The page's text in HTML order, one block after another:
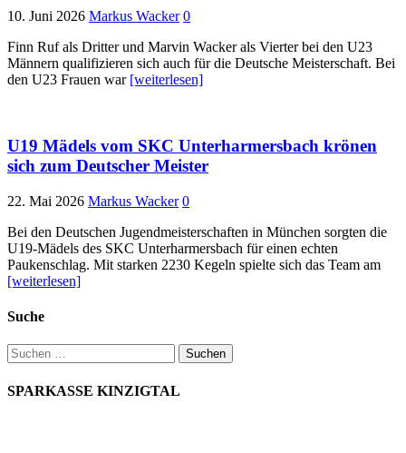
10. Juni 2026 Markus Wacker 0
Finn Ruf als Dritter und Marvin Wacker als Vierter bei den U23
Männern qualifizieren sich auch für die Deutsche Meisterschaft. Bei
den U23 Frauen war [weiterlesen]
U19 Mädels vom SKC Unterharmersbach krönen
sich zum Deutscher Meister
22. Mai 2026 Markus Wacker 0
Bei den Deutschen Jugendmeisterschaften in München sorgten die
U19-Mädels des SKC Unterharmersbach für einen echten
Paukenschlag. Mit starken 2230 Kegeln spielte sich das Team am
[weiterlesen]
Suche
Suchen
nach:
SPARKASSE KINZIGTAL